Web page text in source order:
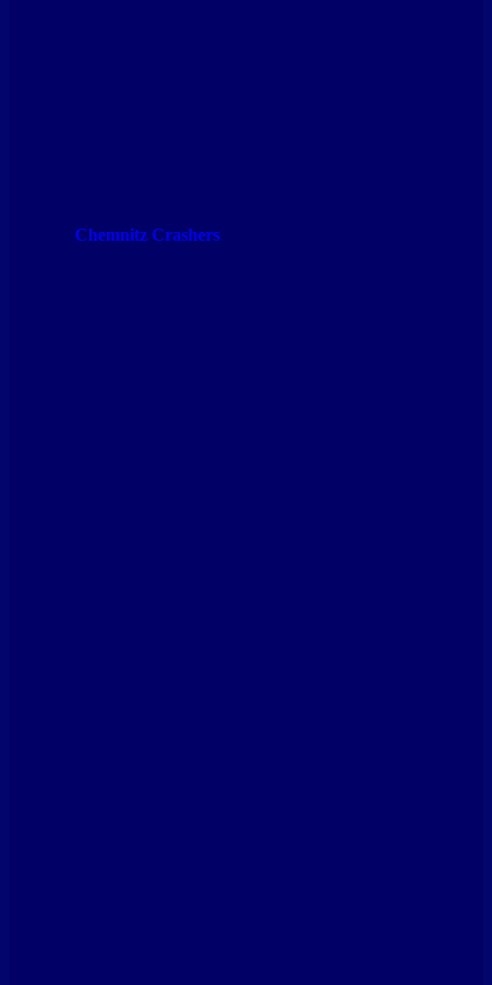
Chemnitz Crashers